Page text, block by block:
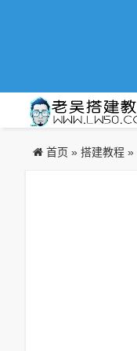
首页 » 搭建教程 »